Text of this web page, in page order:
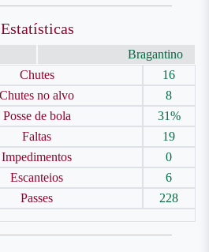
Estatísticas
Bragantino
Chutes
16
Chutes no alvo
8
Posse de bola
31%
Faltas
19
Impedimentos
0
Escanteios
6
Passes 228